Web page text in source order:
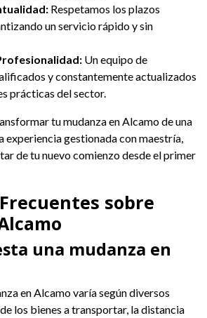
Respetamos los plazos
un servicio rápido y sin
Un equipo de
y constantemente actualizados
prácticas del sector.
tu mudanza en Alcamo de una
experiencia gestionada con maestría,
de tu nuevo comienzo desde el primer
sobre
una mudanza en
en Alcamo varía según diversos
los bienes a transportar, la distancia